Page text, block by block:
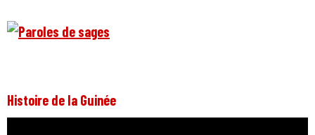
Histoire de la Guinée